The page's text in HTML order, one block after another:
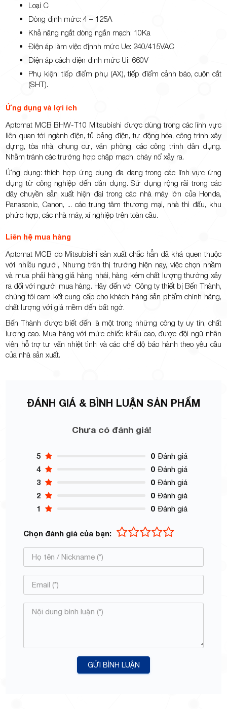
Loại C
Dòng định mức: 4 – 125A
Khả năng ngắt dòng ngắn mạch: 10Ka
Điện áp làm việc địnhh mức Ue: 240/415VAC
Điện áp cách điện định mức Ui: 660V
Phụ kiện: tiếp điểm phụ (AX), tiếp điểm cảnh báo, cuộn cắt
(SHT).
Ứng dụng và lợi ích
Aptomat MCB BHW-T10 Mitsubishi được dùng trong các lĩnh vực
liên quan tới ngành điện, tủ bảng điện, tự động hóa, công trình xây
dựng, tòa nhà, chung cư, văn phòng, các công trình dân dụng.
Nhằm tránh các trường hợp chập mạch, cháy nổ xảy ra.
Ứng dụng: thích hợp ứng dụng đa dạng trong các lĩnh vực ứng
dụng từ công nghiệp đến dân dụng. Sử dụng rộng rãi trong các
dây chuyền sản xuất hiện đại trong các nhà máy lớn của Honda,
Panasonic, Canon, ... các trung tâm thương mại, nhà thi đấu, khu
phức hợp, các nhà máy, xí nghiệp trên toàn cầu.
Liên hệ mua hàng
Aptomat MCB do Mitsubishi sản xuất chắc hẳn đã khá quen thuộc
với nhiều người, Nhưng trên thị trường hiện nay, việc chọn nhầm
và mua phải hàng giả hàng nhái, hàng kém chất lượng thường xảy
ra đối với người mua hàng. Hãy đến với Công ty thiết bị Bến Thành,
chúng tôi cam kết cung cấp cho khách hàng sản phẩm chính hãng,
chất lượng với giá mềm đến bất ngờ.
Bến Thành được biết đến là một trong những công ty uy tín, chất
lượng cao. Mua hàng với mức chiếc khấu cao, được đội ngũ nhân
viên hỗ trợ tư vấn nhiệt tình và các chế độ bảo hành theo yêu cầu
của nhà sản xuất.
ĐÁNH GIÁ & BÌNH LUẬN SẢN PHẨM
Chưa có đánh giá!
5 0 Đánh giá
4 0 Đánh giá
3 0 Đánh giá
2 0 Đánh giá
1 0 Đánh giá
Chọn đánh giá của bạn:
GỬI BÌNH LUẬN